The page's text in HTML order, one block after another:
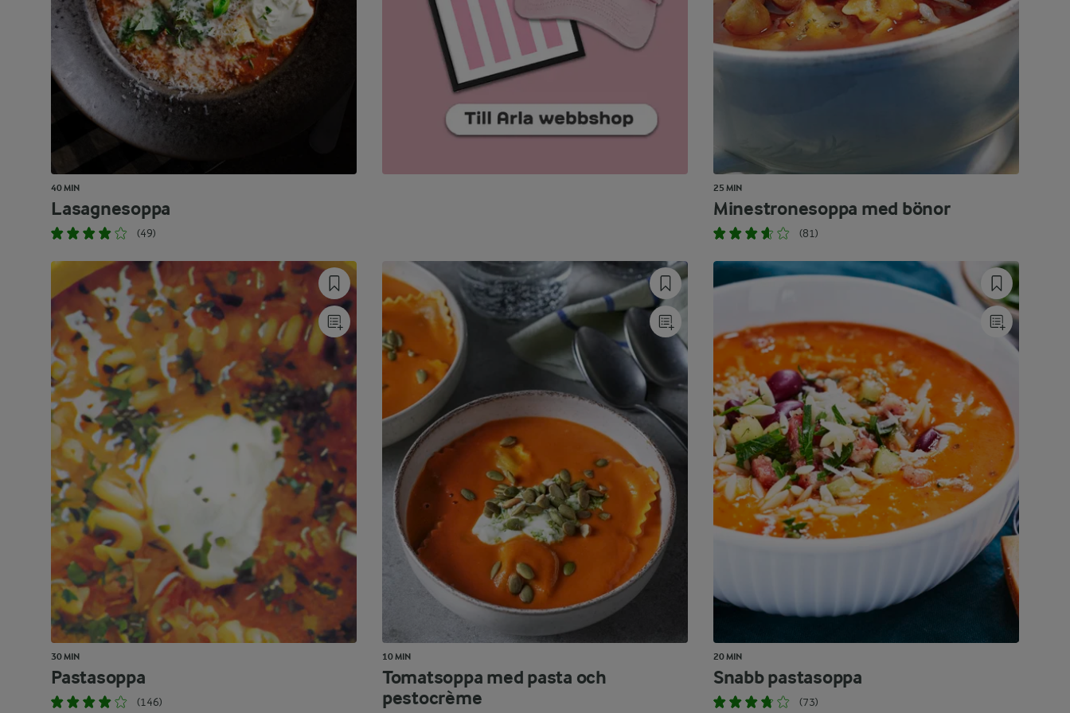
40 MIN
Lasagnesoppa
(49)
25 MIN
Minestronesoppa med bönor
(81)
30 MIN
Pastasoppa
(146)
10 MIN
Tomatsoppa med pasta och
pestocrème
20 MIN
Snabb pastasoppa
(73)